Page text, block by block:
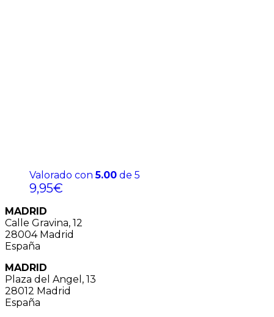
Valorado con5.00 de 5
9,95€
MADRID
Calle Gravina, 12
28004 Madrid
España
MADRID
Plaza del Angel, 13
28012 Madrid
España